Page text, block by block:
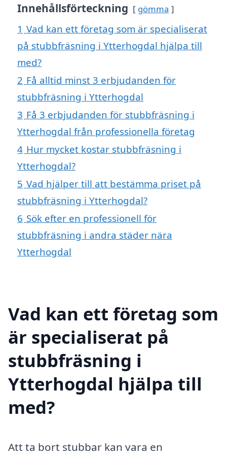
Innehållsförteckning gömma
1 Vad kan ett företag som är specialiserat
på stubbfräsning i Ytterhogdal hjälpa till
med?
2 Få alltid minst 3 erbjudanden för
stubbfräsning i Ytterhogdal
3 Få 3 erbjudanden för stubbfräsning i
Ytterhogdal från professionella företag
4 Hur mycket kostar stubbfräsning i
Ytterhogdal?
5 Vad hjälper till att bestämma priset på
stubbfräsning i Ytterhogdal?
6 Sök efter en professionell för
stubbfräsning i andra städer nära
Ytterhogdal
Vad kan ett företag som
är specialiserat på
stubbfräsning i
Ytterhogdal hjälpa till
med?
Att ta bort stubbar kan vara en